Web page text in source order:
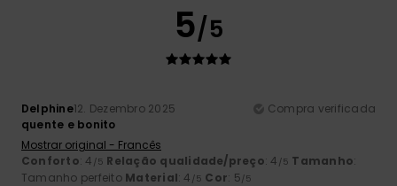
5/5
Delphine12. Dezembro 2025
Compra verificada
quente e bonito
Mostrar original - Francês
Conforto: 4 /5 Relação qualidade/preço: 4 /5 Tamanho:
Tamanho perfeito Material: 4 /5 Cor: 5/5